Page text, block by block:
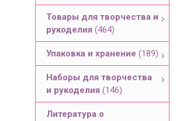
Товары для творчества и
рукоделия (464)
Упаковка и хранение (189)
Наборы для творчества
и рукоделия (146)
Литература о